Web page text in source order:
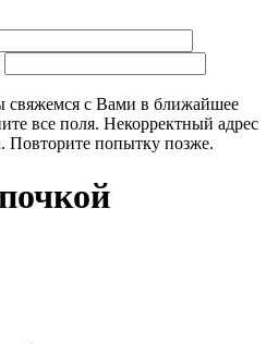
с Вами в ближайшее
все поля. Некорректный адрес
попытку позже.